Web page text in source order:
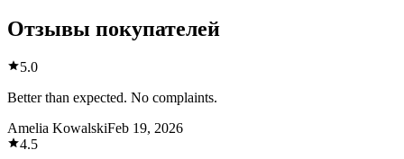
Отзывы покупателей
5.0
Better than expected. No complaints.
Amelia KowalskiFeb 19, 2026
4.5